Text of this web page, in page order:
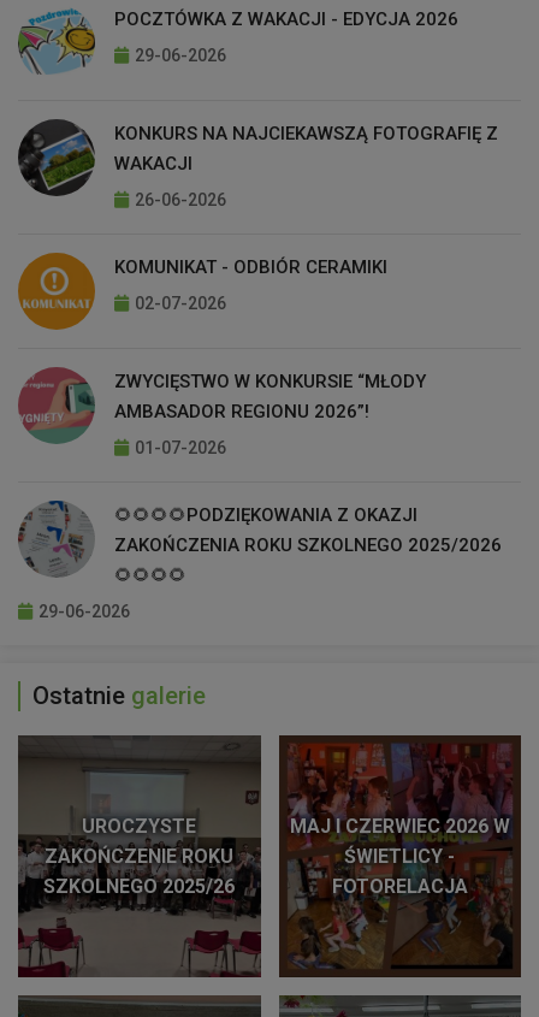
POCZTÓWKA Z WAKACJI - EDYCJA 2026
29-06-2026
KONKURS NA NAJCIEKAWSZĄ FOTOGRAFIĘ Z
WAKACJI
26-06-2026
KOMUNIKAT - ODBIÓR CERAMIKI
02-07-2026
ZWYCIĘSTWO W KONKURSIE “MŁODY
AMBASADOR REGIONU 2026”!
01-07-2026
🌻🌻🌻🌻PODZIĘKOWANIA Z OKAZJI
ZAKOŃCZENIA ROKU SZKOLNEGO 2025/2026
🌻🌻🌻🌻
29-06-2026
Ostatnie galerie
UROCZYSTE
ZAKOŃCZENIE ROKU
SZKOLNEGO 2025/26
MAJ I CZERWIEC 2026 W
ŚWIETLICY -
FOTORELACJA